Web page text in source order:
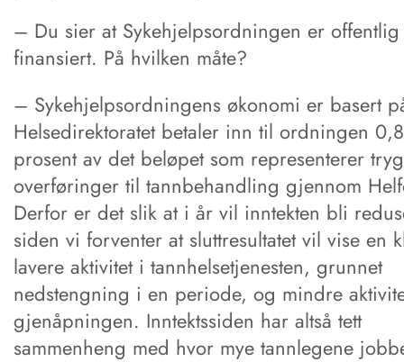
– Du sier at Sykehjelpsordningen er offentlig
finansiert. På hvilken måte?
– Sykehjelpsordningens økonomi er basert
Helsedirektoratet betaler inn til ordningen
prosent av det beløpet som representerer
overføringer til tannbehandling gjennom
Derfor er det slik at i år vil inntekten bli
siden vi forventer at sluttresultatet vil vise en
lavere aktivitet i tannhelsetjenesten, grunnet
nedstengning i en periode, og mindre
gjenåpningen. Inntektssiden har altså tett
sammenheng med hvor mye tannlegene